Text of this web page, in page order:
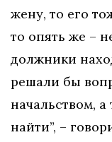
жену, то его
то опять же –
должники
решали бы
начальством,
найти”, –